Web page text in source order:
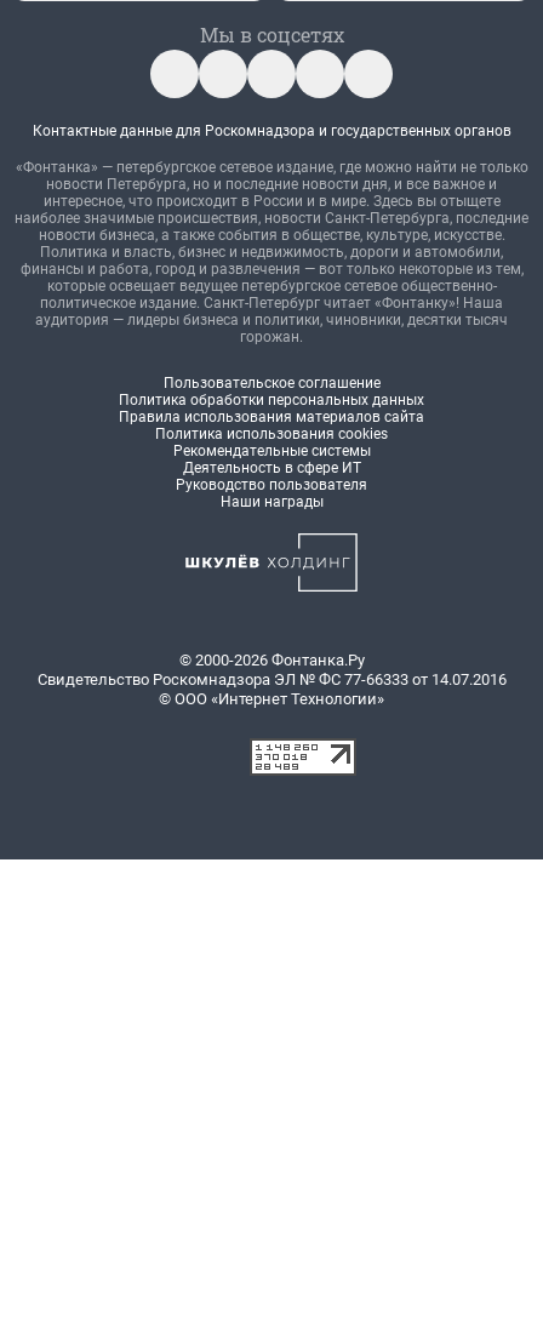
Мы в соцсетях
Контактные данные для Роскомнадзора и государственных органов
«Фонтанка» — петербургское сетевое издание, где можно найти не только
новости Петербурга, но и последние новости дня, и все важное и
интересное, что происходит в России и в мире. Здесь вы отыщете
наиболее значимые происшествия, новости Санкт-Петербурга, последние
новости бизнеса, а также события в обществе, культуре, искусстве.
Политика и власть, бизнес и недвижимость, дороги и автомобили,
финансы и работа, город и развлечения — вот только некоторые из тем,
которые освещает ведущее петербургское сетевое общественно-
политическое издание. Санкт-Петербург читает «Фонтанку»! Наша
аудитория — лидеры бизнеса и политики, чиновники, десятки тысяч
горожан.
Пользовательское соглашение
Политика обработки персональных данных
Правила использования материалов сайта
Политика использования cookies
Рекомендательные системы
Деятельность в сфере ИТ
Руководство пользователя
Наши награды
© 2000-2026 Фонтанка.Ру
Свидетельство Роскомнадзора ЭЛ № ФС 77-66333 от 14.07.2016
© ООО «Интернет Технологии»